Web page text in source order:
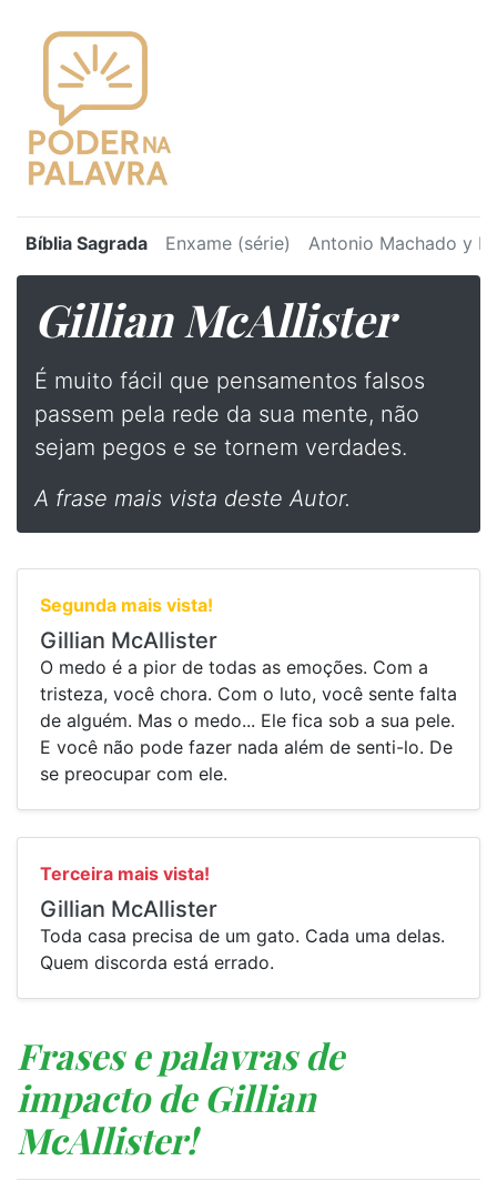
Bíblia Sagrada Enxame (série) Antonio Machado y
Gillian McAllister
É muito fácil que pensamentos falsos
passem pela rede da sua mente, não
sejam pegos e se tornem verdades.
A frase mais vista deste Autor.
Segunda mais vista!
Gillian McAllister
O medo é a pior de todas as emoções. Com a
tristeza, você chora. Com o luto, você sente falta
de alguém. Mas o medo... Ele fica sob a sua pele.
E você não pode fazer nada além de senti-lo. De
se preocupar com ele.
Terceira mais vista!
Gillian McAllister
Toda casa precisa de um gato. Cada uma delas.
Quem discorda está errado.
Frases e palavras de
impacto de Gillian
McAllister!